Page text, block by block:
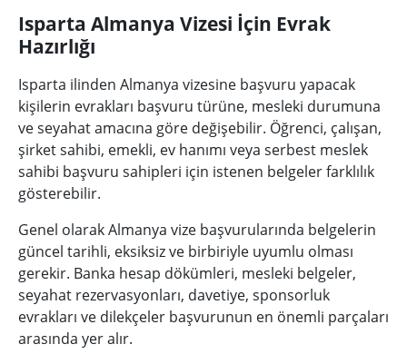
Isparta Almanya Vizesi İçin Evrak
Hazırlığı
Isparta ilinden Almanya vizesine başvuru yapacak
kişilerin evrakları başvuru türüne, mesleki durumuna
ve seyahat amacına göre değişebilir. Öğrenci, çalışan,
şirket sahibi, emekli, ev hanımı veya serbest meslek
sahibi başvuru sahipleri için istenen belgeler farklılık
gösterebilir.
Genel olarak Almanya vize başvurularında belgelerin
güncel tarihli, eksiksiz ve birbiriyle uyumlu olması
gerekir. Banka hesap dökümleri, mesleki belgeler,
seyahat rezervasyonları, davetiye, sponsorluk
evrakları ve dilekçeler başvurunun en önemli parçaları
arasında yer alır.